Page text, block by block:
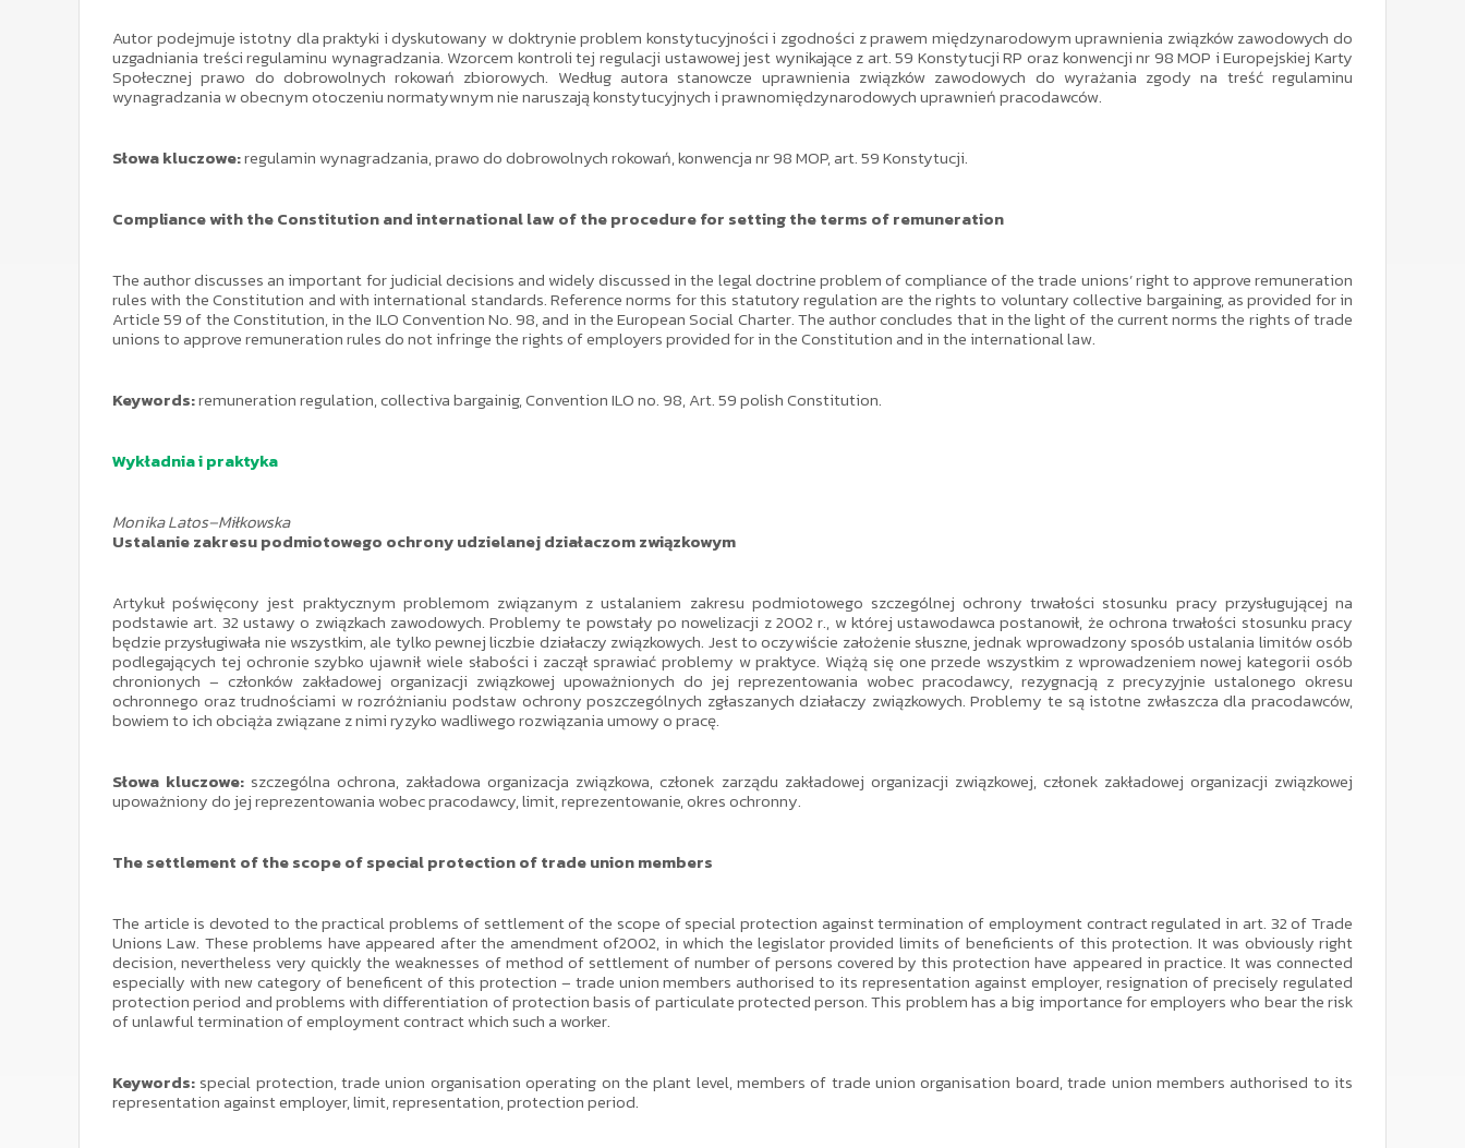
Autor podejmuje istotny dla praktyki i dyskutowany w doktrynie problem konstytucyjności i zgodności z prawem międzynarodowym uprawnienia związków zawodowych do
uzgadniania treści regulaminu wynagradzania. Wzorcem kontroli tej regulacji ustawowej jest wynikające z art. 59 Konstytucji RP oraz konwencji nr 98 MOP i Europejskiej Karty
Społecznej prawo do dobrowolnych rokowań zbiorowych. Według autora stanowcze uprawnienia związków zawodowych do wyrażania zgody na treść regulaminu
wynagradzania w obecnym otoczeniu normatywnym nie naruszają konstytucyjnych i prawnomiędzynarodowych uprawnień pracodawców.
Słowa kluczowe:regulamin wynagradzania, prawo do dobrowolnych rokowań, konwencja nr 98 MOP, art. 59 Konstytucji.
Compliance with the Constitution and international law of the procedure for setting the terms of remuneration
The author discusses an important for judicial decisions and widely discussed in the legal doctrine problem of compliance of the trade unions’ right to approve remuneration
rules with the Constitution and with international standards. Reference norms for this statutory regulation are the rights to voluntary collective bargaining, as provided for in
Article 59 of the Constitution, in the ILO Convention No. 98, and in the European Social Charter. The author concludes that in the light of the current norms the rights of trade
unions to approve remuneration rules do not infringe the rights of employers provided for in the Constitution and in the international law.
Keywords:remuneration regulation, collectiva bargainig, Convention ILO no. 98, Art. 59 polish Constitution.
Wykładnia i praktyka
Monika Latos–Miłkowska
Ustalanie zakresu podmiotowego ochrony udzielanej działaczom związkowym
Artykuł poświęcony jest praktycznym problemom związanym z ustalaniem zakresu podmiotowego szczególnej ochrony trwałości stosunku pracy przysługującej na
podstawie art. 32 ustawy o związkach zawodowych. Problemy te powstały po nowelizacji z 2002 r., w której ustawodawca postanowił, że ochrona trwałości stosunku pracy
będzie przysługiwała nie wszystkim, ale tylko pewnej liczbie działaczy związkowych. Jest to oczywiście założenie słuszne, jednak wprowadzony sposób ustalania limitów osób
podlegających tej ochronie szybko ujawnił wiele słabości i zaczął sprawiać problemy w praktyce. Wiążą się one przede wszystkim z wprowadzeniem nowej kategorii osób
chronionych – członków zakładowej organizacji związkowej upoważnionych do jej reprezentowania wobec pracodawcy, rezygnacją z precyzyjnie ustalonego okresu
ochronnego oraz trudnościami w rozróżnianiu podstaw ochrony poszczególnych zgłaszanych działaczy związkowych. Problemy te są istotne zwłaszcza dla pracodawców,
bowiem to ich obciąża związane z nimi ryzyko wadliwego rozwiązania umowy o pracę.
Słowa kluczowe: szczególna ochrona, zakładowa organizacja związkowa, członek zarządu zakładowej organizacji związkowej, członek zakładowej organizacji związkowej
upoważniony do jej reprezentowania wobec pracodawcy, limit, reprezentowanie, okres ochronny.
The settlement of the scope of special protection of trade union members
The article is devoted to the practical problems of settlement of the scope of special protection against termination of employment contract regulated in art. 32 of Trade
Unions Law. These problems have appeared after the amendment of2002, in which the legislator provided limits of beneficients of this protection. It was obviously right
decision, nevertheless very quickly the weaknesses of method of settlement of number of persons covered by this protection have appeared in practice. It was connected
especially with new category of beneficent of this protection – trade union members authorised to its representation against employer, resignation of precisely regulated
protection period and problems with differentiation of protection basis of particulate protected person. This problem has a big importance for employers who bear the risk
of unlawful termination of employment contract which such a worker.
Keywords: special protection, trade union organisation operating on the plant level, members of trade union organisation board, trade union members authorised to its
representation against employer, limit, representation, protection period.